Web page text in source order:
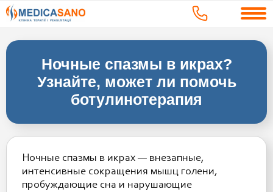
Ночные спазмы в икрах?
Узнайте, может ли помочь
ботулинотерапия
Ночные спазмы в икрах — внезапные,
интенсивные сокращения мышц голени,
пробуждающие сна и нарушающие